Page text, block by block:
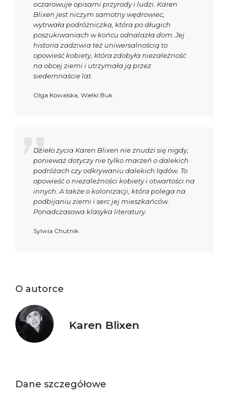
oczarowuje opisami przyrody i ludzi. Karen
Blixen jest niczym samotny wędrowiec,
wytrwała podróżniczka, która po długich
poszukiwaniach w końcu odnalazła dom. Jej
historia zadziwia też uniwersalnością to
opowieść kobiety, która zdobyła niezależność
na obcej ziemi i utrzymała ją przez
siedemnaście lat.
Olga Kowalska, Wielki Buk
Dzieło życia Karen Blixen nie znudzi się nigdy,
ponieważ dotyczy nie tylko marzeń o dalekich
podróżach czy odkrywaniu dalekich lądów. To
opowieść o niezależności kobiety i otwartości na
innych. A także o kolonizacji, która polega na
podbijaniu ziemi i serc jej mieszkańców.
Ponadczasowa klasyka literatury.
Sylwia Chutnik
O autorce
Karen Blixen
Dane szczegółowe